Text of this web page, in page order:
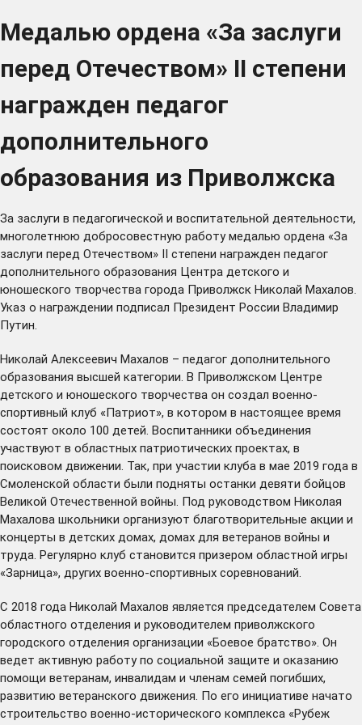
Медалью ордена «За заслуги
перед Отечеством» II степени
награжден педагог
дополнительного
образования из Приволжска
За заслуги в педагогической и воспитательной деятельности,
многолетнюю добросовестную работу медалью ордена «За
заслуги перед Отечеством» II степени награжден педагог
дополнительного образования Центра детского и
юношеского творчества города Приволжск Николай Махалов.
Указ о награждении подписал Президент России Владимир
Путин.
Николай Алексеевич Махалов – педагог дополнительного
образования высшей категории. В Приволжском Центре
детского и юношеского творчества он создал военно-
спортивный клуб «Патриот», в котором в настоящее время
состоят около 100 детей. Воспитанники объединения
участвуют в областных патриотических проектах, в
поисковом движении. Так, при участии клуба в мае 2019 года в
Смоленской области были подняты останки девяти бойцов
Великой Отечественной войны. Под руководством Николая
Махалова школьники организуют благотворительные акции и
концерты в детских домах, домах для ветеранов войны и
труда. Регулярно клуб становится призером областной игры
«Зарница», других военно-спортивных соревнований.
С 2018 года Николай Махалов является председателем Совета
областного отделения и руководителем приволжского
городского отделения организации «Боевое братство». Он
ведет активную работу по социальной защите и оказанию
помощи ветеранам, инвалидам и членам семей погибших,
развитию ветеранского движения. По его инициативе начато
строительство военно-исторического комплекса «Рубеж